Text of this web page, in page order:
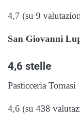
4,7 (su 9
San Giovanni
4,6 stelle
Pasticceria Tomasi
4,6 (su 438